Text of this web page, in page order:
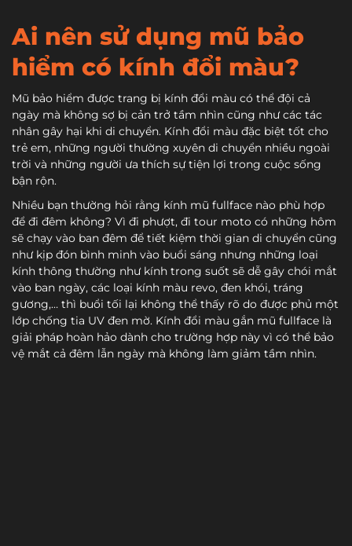
Ai nên sử dụng mũ bảo
hiểm có kính đổi màu?
Mũ bảo hiểm được trang bị kính đổi màu có thể đội cả
ngày mà không sợ bị cản trở tầm nhìn cũng như các tác
nhân gây hại khi di chuyển. Kính đổi màu đặc biệt tốt cho
trẻ em, những người thường xuyên di chuyển nhiều ngoài
trời và những người ưa thích sự tiện lợi trong cuộc sống
bận rộn.
Nhiều bạn thường hỏi rằng kính mũ fullface nào phù hợp
để đi đêm không? Vì đi phượt, đi tour moto có những hôm
sẽ chạy vào ban đêm để tiết kiệm thời gian di chuyển cũng
như kịp đón bình minh vào buổi sáng nhưng những loại
kính thông thường như kính trong suốt sẽ dễ gây chói mắt
vào ban ngày, các loại kính màu revo, đen khói, tráng
gương,… thì buổi tối lại không thể thấy rõ do được phủ một
lớp chống tia UV đen mờ. Kính đổi màu gắn mũ fullface là
giải pháp hoàn hảo dành cho trường hợp này vì có thể bảo
vệ mắt cả đêm lẫn ngày mà không làm giảm tầm nhìn.